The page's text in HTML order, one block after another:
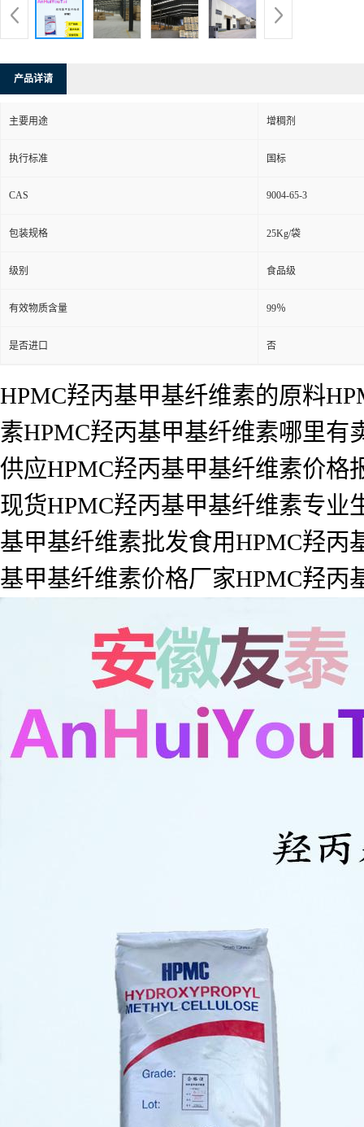
产品详请
主要用途 增稠剂
执行标准 国标
CAS 9004-65-3
包装规格 25Kg/袋
级别 食品级
有效物质含量 99％
是否进口 否
HPMC羟丙基甲基纤维素的原料
素HPMC羟丙基甲基纤维素哪里有
供应HPMC羟丙基甲基纤维素价格
现货HPMC羟丙基甲基纤维素专业
基甲基纤维素批发食用HPMC羟丙
基甲基纤维素价格厂家HPMC羟丙